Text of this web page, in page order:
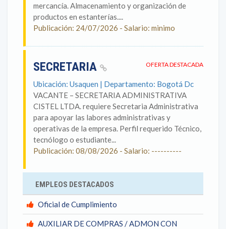
mercancía. Almacenamiento y organización de
productos en estanterías....
Publicación: 24/07/2026 - Salario: minimo
OFERTA DESTACADA
SECRETARIA
Ubicación: Usaquen | Departamento: Bogotá Dc
VACANTE – SECRETARIA ADMINISTRATIVA
CISTEL LTDA. requiere Secretaria Administrativa
para apoyar las labores administrativas y
operativas de la empresa. Perfil requerido Técnico,
tecnólogo o estudiante...
Publicación: 08/08/2026 - Salario: ----------
EMPLEOS DESTACADOS
Oficial de Cumplimiento
AUXILIAR DE COMPRAS / ADMON CON